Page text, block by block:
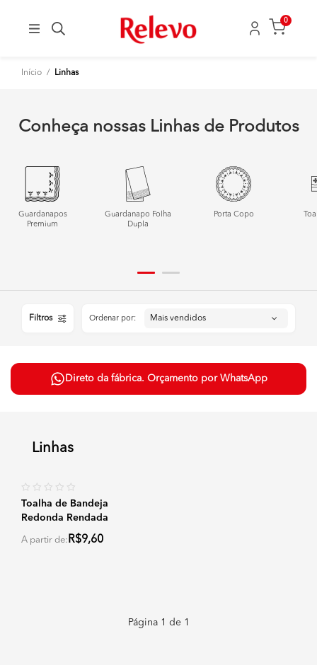
0
Início / Linhas
Conheça nossas Linhas de Produtos
Guardanapos
Premium
Guardanapo Folha
Dupla
Porta Copo
Filtros Ordenar por:
Direto da fábrica. Orçamento por WhatsApp
Linhas
Toalha de Bandeja
Redonda Rendada
A partir de: R$9,60
Página 1 de 1